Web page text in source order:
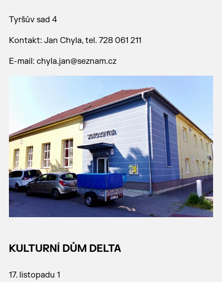
Tyršův sad 4
Kontakt: Jan Chyla, tel. 728 061 211
E-mail: chyla.jan@seznam.cz
KULTURNÍ DŮM DELTA
17. listopadu 1